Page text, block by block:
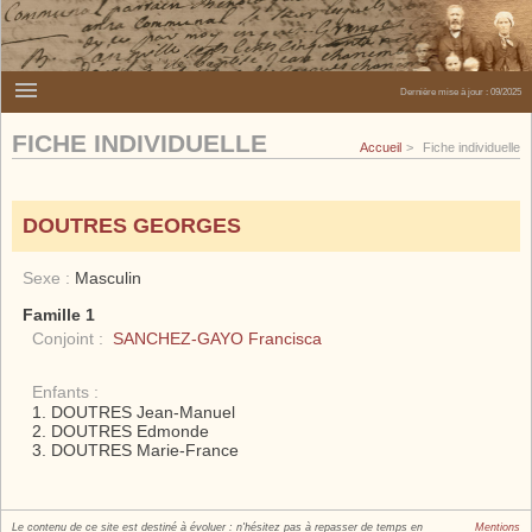
Dernière mise à jour : 09/2025
FICHE INDIVIDUELLE Accueil Fiche individuelle
DOUTRES GEORGES
Sexe : Masculin
Famille 1
Conjoint : SANCHEZ-GAYO Francisca
Enfants :
DOUTRES Jean-Manuel
DOUTRES Edmonde
DOUTRES Marie-France
Le contenu de ce site est destiné à évoluer : n'hésitez pas à repasser de temps en
Mentions